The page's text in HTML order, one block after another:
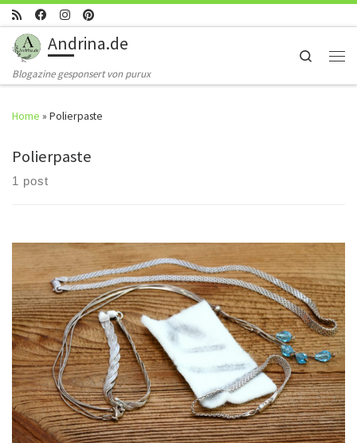
Skip to content
Andrina.de
Blogazine gesponsert von purux
Search
Home » Polierpaste
Polierpaste
1 post